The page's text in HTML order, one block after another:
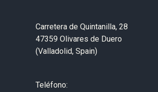
Carretera de Quintanilla, 28
47359 Olivares de Duero
(Valladolid, Spain)
Teléfono: